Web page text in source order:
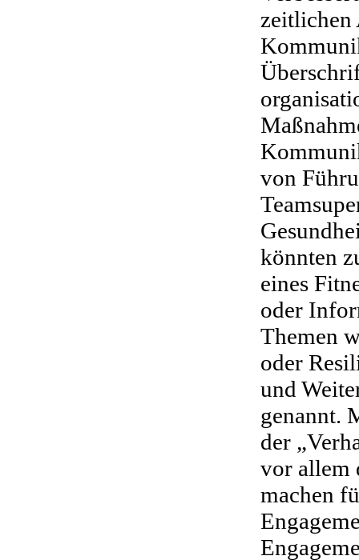
zeitlichen
von
könnten
eines
oder
Themen
oder
und
genannt.
der
vor allem
machen